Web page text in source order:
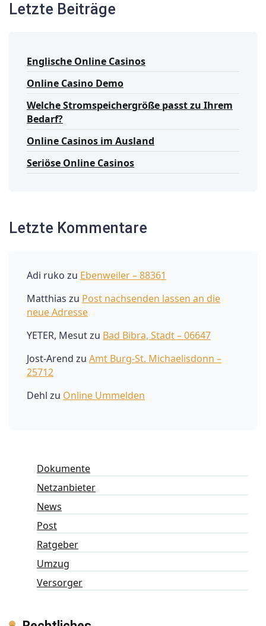
Letzte Beiträge
Englische Online Casinos
Online Casino Demo
Welche Stromspeichergröße passt zu Ihrem
Bedarf?
Online Casinos im Ausland
Seriöse Online Casinos
Letzte Kommentare
Adi ruko zu Ebenweiler – 88361
Matthias zu Post nachsenden lassen an die
neue Adresse
YETER, Mesutzu Bad Bibra, Stadt – 06647
Jost-Arend zu Amt Burg-St. Michaelisdonn –
25712
Dehl zu Online Ummelden
Dokumente
Netzanbieter
News
Post
Ratgeber
Umzug
Versorger